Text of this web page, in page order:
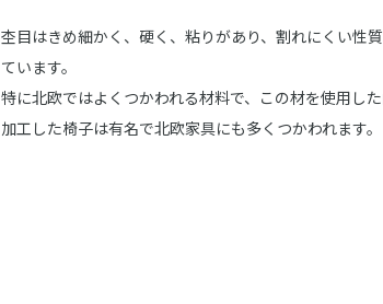
杢目はきめ細かく、硬く、粘りがあり、割れにくい性
ています。
特に北欧ではよくつかわれる材料で、この材を使用し
加工した椅子は有名で北欧家具にも多くつかわれます。